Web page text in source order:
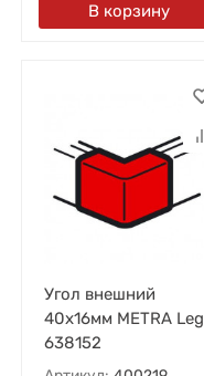
В корзину
Угол внешний
40х16мм METRA Leg
638152